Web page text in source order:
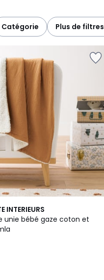
catégorie plus de filtres
INTERIEURS
unie bébé gaze coton et